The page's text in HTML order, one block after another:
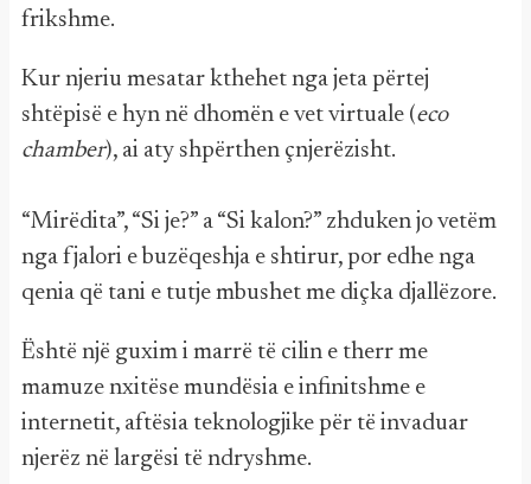
frikshme.
Kur njeriu mesatar kthehet nga jeta përtej
shtëpisë e hyn në dhomën e vet virtuale (eco
chamber), ai aty shpërthen çnjerëzisht.
“Mirëdita”, “Si je?” a “Si kalon?” zhduken jo vetëm
nga fjalori e buzëqeshja e shtirur, por edhe nga
qenia që tani e tutje mbushet me diçka djallëzore.
Është një guxim i marrë të cilin e therr me
mamuze nxitëse mundësia e infinitshme e
internetit, aftësia teknologjike për të invaduar
njerëz në largësi të ndryshme.